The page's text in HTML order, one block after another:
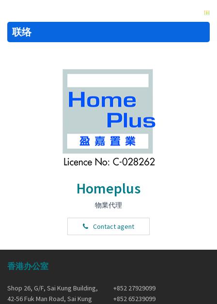
联络
Homeplus
物業代理
Contact agent
香港办公室
Shop 26, G/F, Sai Kung Building,
42-56 Fuk Man Road, Sai Kung
+852 27929099
+852 65239099